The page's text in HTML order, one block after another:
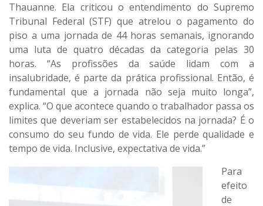
Thauanne. Ela criticou o entendimento do Supremo
Tribunal Federal (STF) que atrelou o pagamento do
piso a uma jornada de 44 horas semanais, ignorando
uma luta de quatro décadas da categoria pelas 30
horas. “As profissões da saúde lidam com a
insalubridade, é parte da prática profissional. Então, é
fundamental que a jornada não seja muito longa”,
explica. “O que acontece quando o trabalhador passa os
limites que deveriam ser estabelecidos na jornada? É o
consumo do seu fundo de vida. Ele perde qualidade e
tempo de vida. Inclusive, expectativa de vida.”
Para
efeito
de